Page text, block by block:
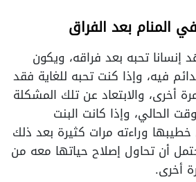
المنام بعد الفراق
تحبه بعد فراقه، ويكون
فيه، وإذا كنت تحبه للغاية فقد
أخرى، والابتعاد عن تلك المشكلة
الحالي، وإذا كانت البنت
وراءته مرات كثيرة بعد ذلك
أن تحاول إصلاح حياتها معه من
أخرى.